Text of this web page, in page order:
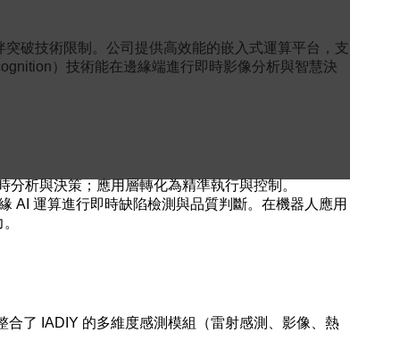
破技術限制。公司提供高效能的嵌入式運算平台，支
）技術能在邊緣端進行即時影像分析與智慧決
析與決策；應用層轉化為精準執行與控制。
AI 運算進行即時缺陷檢測與品質判斷。在機器人應用
了 IADIY 的多維度感測模組（雷射感測、影像、熱